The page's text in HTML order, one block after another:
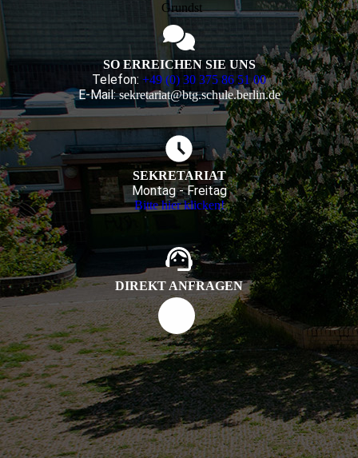
Grundst
SO ERREICHEN SIE UNS
Telefon: +49 (0) 30 375 86 51 00
E-Mail: sekretariat@btg.schule.berlin.de
SEKRETARIAT
Montag - Freitag
Bitte hier klicken!
DIREKT ANFRAGEN